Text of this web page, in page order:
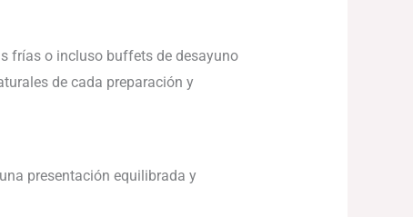
frías o incluso buffets de desayuno
de cada preparación y
presentación equilibrada y